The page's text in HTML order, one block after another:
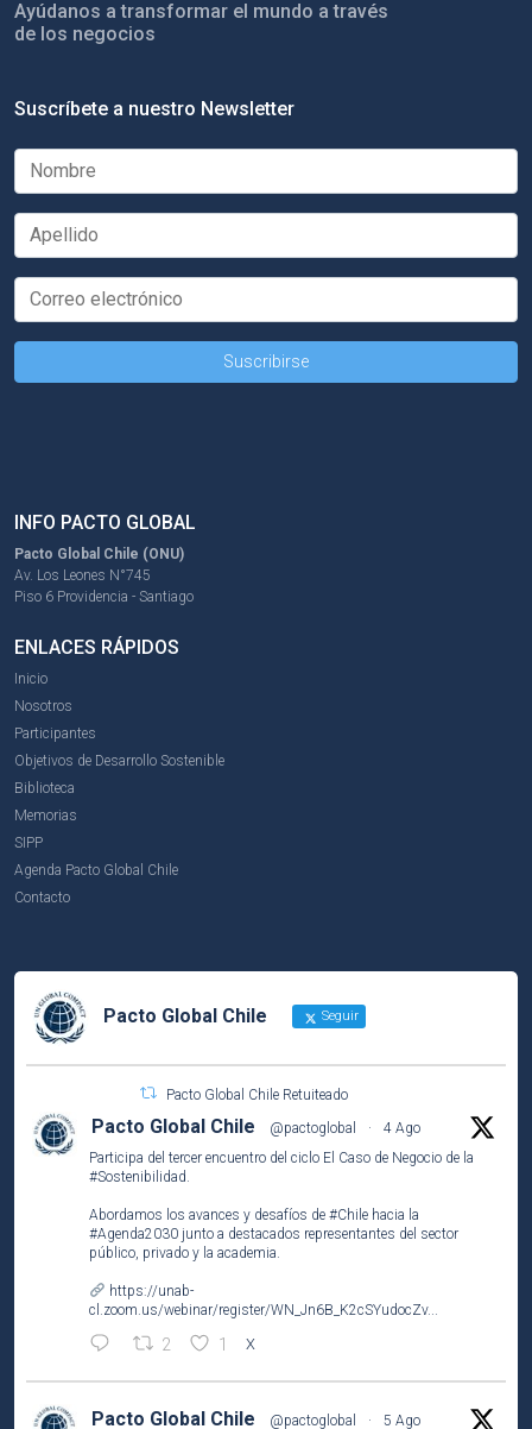
Ayúdanos a transformar el mundo a través
de los negocios
Suscríbete a nuestro Newsletter
INFO PACTO GLOBAL
Pacto Global Chile (ONU)
Av. Los Leones N°745
Piso 6 Providencia - Santiago
ENLACES RÁPIDOS
Inicio
Nosotros
Participantes
Objetivos de Desarrollo Sostenible
Biblioteca
Memorias
SIPP
Agenda Pacto Global Chile
Contacto
Pacto Global Chile Seguir
Pacto Global Chile Retuiteado
Pacto Global Chile @pactoglobal ·
4 Ago
Participa del tercer encuentro del ciclo El Caso de Negocio de la
#Sostenibilidad
Abordamos los avances y desafíos de #Chile hacia la
#Agenda2030 junto a destacados representantes del sector
público, privado y la academia.
https://unab-
cl.zoom.us/webinar/register/WN_Jn6B_K2cSYudocZv...
2 1 X
Pacto Global Chile @pactoglobal · 5 Ago